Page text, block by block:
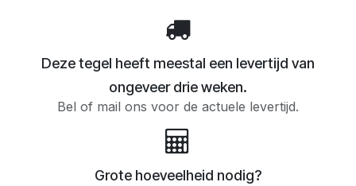
Deze tegel heeft meestal een levertijd van
ongeveer drie weken.
Bel of mail ons voor de actuele levertijd.
Grote hoeveelheid nodig?